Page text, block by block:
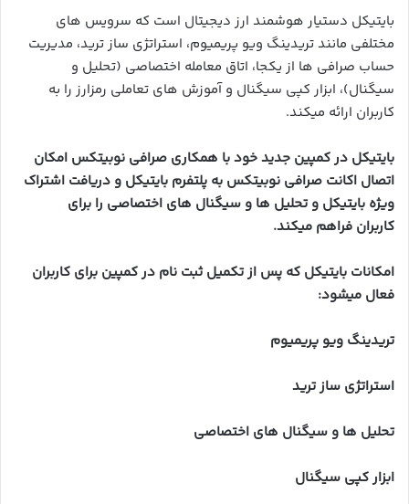
بایتیکل دستیار هوشمند ارز دیجیتال است که سرویس های
مختلفی مانند تریدینگ ویو پریمیوم، استراتژی ساز ترید، مدیریت
حساب صرافی ها از یکجا، اتاق معامله اختصاصی (تحلیل و
سیگنال)، ابزار کپی سیگنال و آموزش های تعاملی رمزارز را به
کاربران ارائه میکند.
بایتیکل در کمپین جدید خود با همکاری صرافی نوبیتکس امکان
اتصال اکانت صرافی نوبیتکس به پلتفرم بایتیکل و دریافت اشتراک
ویژه بایتیکل و تحلیل ها و سیگنال های اختصاصی را برای
کاربران فراهم میکند.
امکانات بایتیکل که پس از تکمیل ثبت نام در کمپین برای کاربران
فعال میشود:
تریدینگ ویو پریمیوم
استراتژی ساز ترید
تحلیل ها و سیگنال های اختصاصی
ابزار کپی سیگنال